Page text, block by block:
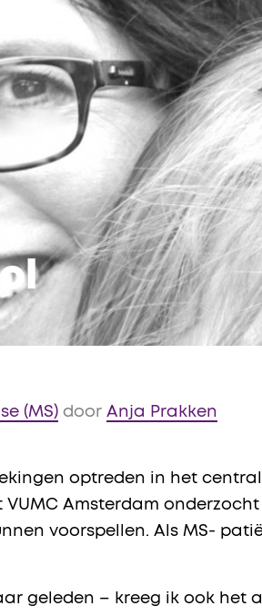
(MS) door Anja Prakken
optreden in het
Amsterdam
voorspellen. Als MS-
geleden – kreeg ik ook het